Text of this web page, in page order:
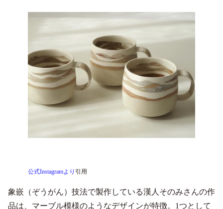
公式Instagramより 引用
象嵌（ぞうがん）技法で製作している漢人そのみさんの作
品は、マーブル模様のようなデザインが特徴。1つとして